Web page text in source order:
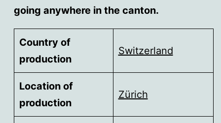
going anywhere in the canton.
Country of
production
Switzerland
Location of
production
Zürich